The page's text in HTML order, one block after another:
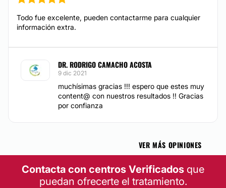
Tratamiento antiacné
Carcinoma Basocelular
Desde $ 5,000 hasta $ 10,000
CIRUGÍA ÍNTIMA
Labioplastia
Desde $ 15,000 hasta $ 20,000
Vaginoplastia
TRATAMIENTOS DE BELLEZA
Todo fue excelente, pueden contactarme para cualquier
información extra.
DR. RODRIGO CAMACHO ACOSTA
9 dic 2021
muchísimas gracias !!! espero que estes muy
content@ con nuestros resultados !! Gracias
por confianza
VER MÁS OPINIONES
Contacta con centros Verificados que
puedan ofrecerte el tratamiento.